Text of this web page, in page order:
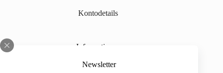
Newsletter
Kontodetails
Informationen
Über uns